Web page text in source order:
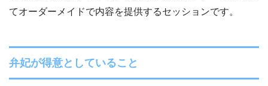
てオーダーメイドで内容を提供するセッションです。
弁妃が得意としていること